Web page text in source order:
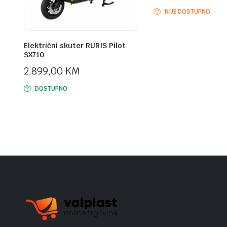
Električni skuter RURIS Pilot
SX710
2.899,00 KM
DOSTUPNO
NIJE DOSTUPNO